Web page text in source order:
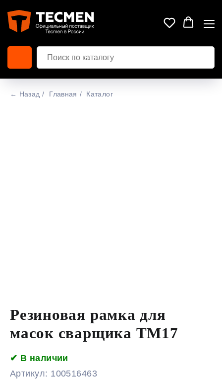
← Назад / Главная / Каталог
Резиновая рамка для
масок сварщика ТМ17
✔ В наличии
Артикул: 100516463